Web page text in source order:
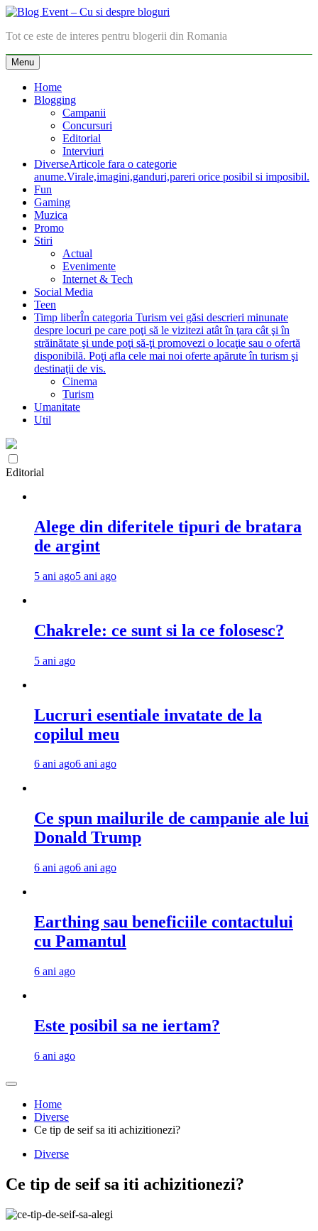
Skip
content
Blog Event – Cu si despre bloguri
Tot ce este de interes pentru blogerii din Romania
Menu
Home
Blogging
Campanii
Concursuri
Editorial
Interviuri
DiverseArticole fara o categorie
anume.Virale,imagini,ganduri,pareri orice posibil si imposibil.
Fun
Gaming
Muzica
Promo
Stiri
Actual
Evenimente
Internet & Tech
Social Media
Teen
Timp liberÎn categoria Turism vei găsi descrieri minunate
despre locuri pe care poţi să le vizitezi atât în ţara cât şi în
străinătate şi unde poţi să-ţi promovezi o locaţie sau o ofertă
disponibilă. Poţi afla cele mai noi oferte apărute în turism şi
destinaţii de vis.
Cinema
Turism
Umanitate
Util
Editorial
Alege din diferitele tipuri de bratara
de argint
5 ani ago5 ani ago
Chakrele: ce sunt si la ce folosesc?
5 ani ago
Lucruri esentiale invatate de la
copilul meu
6 ani ago6 ani ago
Ce spun mailurile de campanie ale lui
Donald Trump
6 ani ago6 ani ago
Earthing sau beneficiile contactului
cu Pamantul
6 ani ago
Este posibil sa ne iertam?
6 ani ago
Home
Diverse
Ce tip de seif sa iti achizitionezi?
Diverse
Ce tip de seif sa iti achizitionezi?